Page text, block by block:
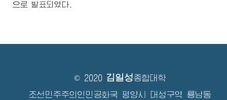
으로 발표되였다.
© 2020 김일성종합대학
조선민주주의인민공화국 평양시 대성구역 룡남동